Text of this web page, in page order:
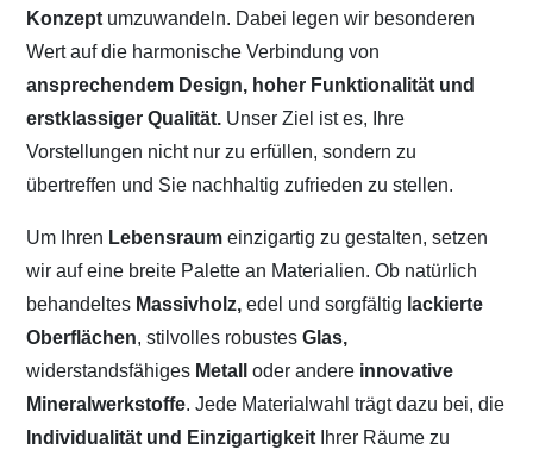
Konzept umzuwandeln. Dabei legen wir besonderen
Wert auf die harmonische Verbindung von
ansprechendem Design, hoher Funktionalität und
erstklassiger Qualität. Unser Ziel ist es, Ihre
Vorstellungen nicht nur zu erfüllen, sondern zu
übertreffen und Sie nachhaltig zufrieden zu stellen.
Um Ihren Lebensraumeinzigartig zu gestalten, setzen
wir auf eine breite Palette an Materialien. Ob natürlich
behandeltes Massivholz, edel und sorgfältig lackierte
Oberflächen, stilvolles robustesGlas,
widerstandsfähiges Metalloder andere innovative
Mineralwerkstoffe. Jede Materialwahl trägt dazu bei, die
Individualität und Einzigartigkeit Ihrer Räume zu